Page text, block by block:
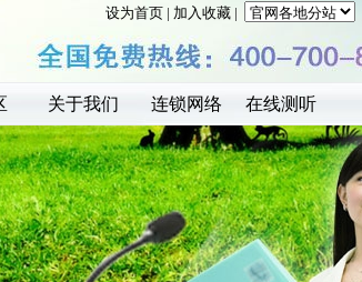
设为首页 | 加入收藏 |
关于我们 连锁网络 在线测听